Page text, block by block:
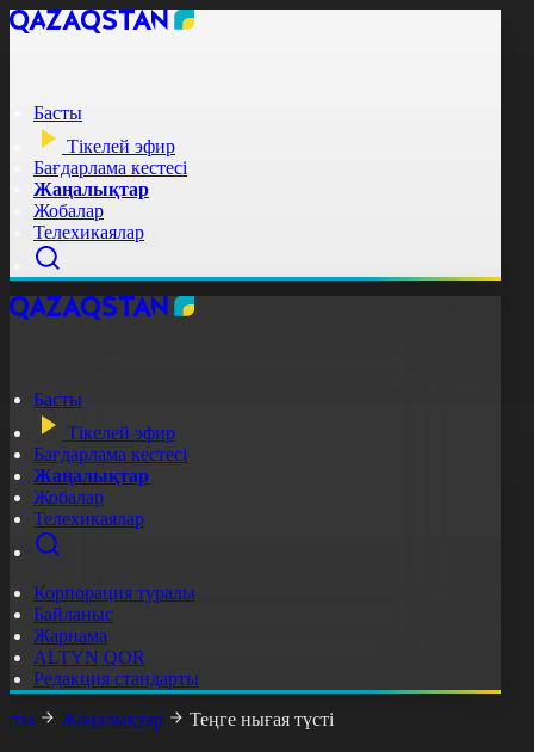
Басты
Тікелей эфир
Бағдарлама кестесі
Жаңалықтар
Жобалар
Телехикаялар
Басты
Тікелей эфир
Бағдарлама кестесі
Жаңалықтар
Жобалар
Телехикаялар
Корпорация туралы
Байланыс
Жарнама
ALTYN QOR
Редакция стандарты
Жаңалықтар Теңге нығая түсті